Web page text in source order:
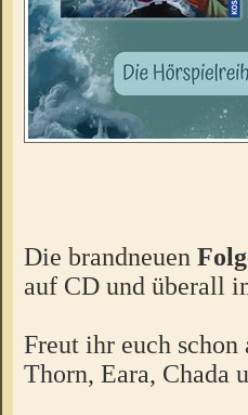
Die brandneuen
auf CD und überall
Freut ihr euch
Thorn, Eara, Chada